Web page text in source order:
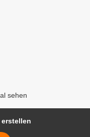
sehen